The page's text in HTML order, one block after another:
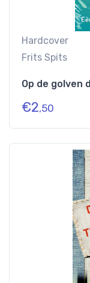
Hardcover
Frits Spits
Op de golven
€2,50